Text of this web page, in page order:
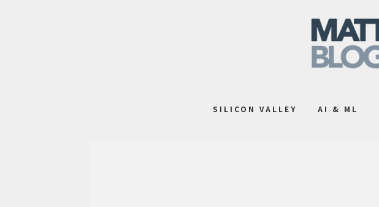
SILICON VALLEY AI & ML